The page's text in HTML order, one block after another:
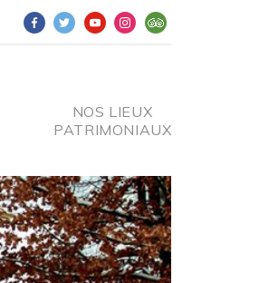
NOS LIEUX
PATRIMONIAUX